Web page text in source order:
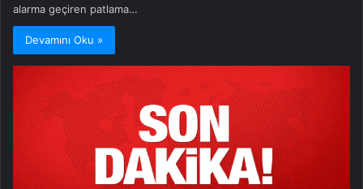
alarma geçiren patlama…
Devamını Oku »